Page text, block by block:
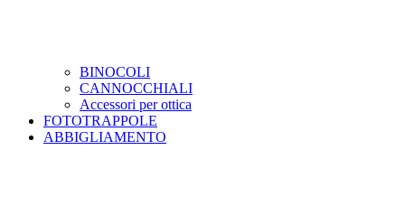
BINOCOLI
CANNOCCHIALI
Accessori per ottica
FOTOTRAPPOLE
ABBIGLIAMENTO